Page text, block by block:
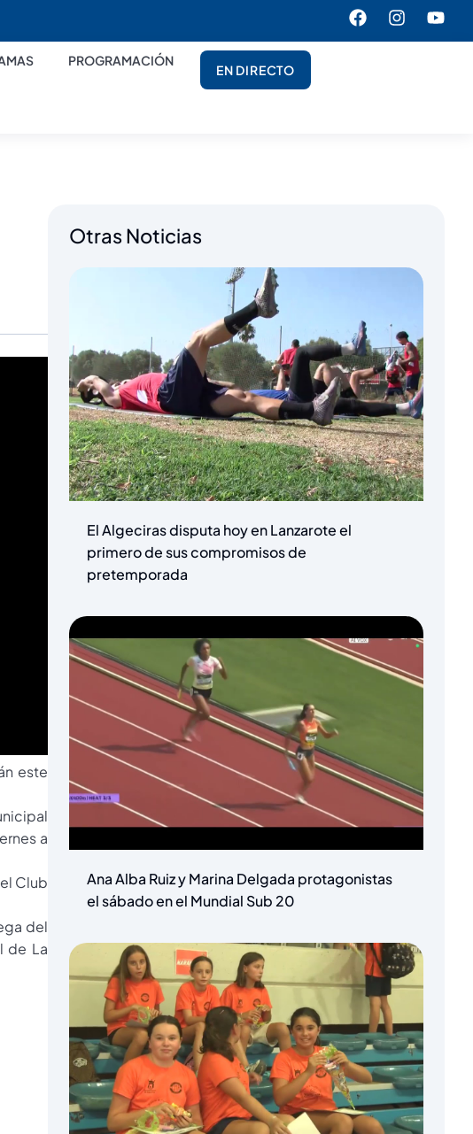
PROGRAMACIÓN
EN DIRECTO
este
a
Club
del
de La
Otras Noticias
El Algeciras disputa hoy en Lanzarote el
primero de sus compromisos de
pretemporada
Ana Alba Ruiz y Marina Delgada protagonistas
el sábado en el Mundial Sub 20